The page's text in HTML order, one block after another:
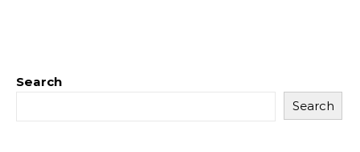
Search
Search